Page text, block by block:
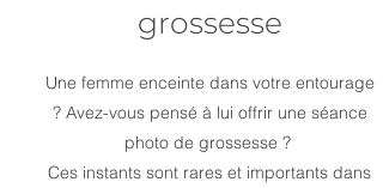
grossesse
Une femme enceinte dans votre entourage
? Avez-vous pensé à lui offrir une séance
photo de grossesse ?
Ces instants sont rares et importants dans